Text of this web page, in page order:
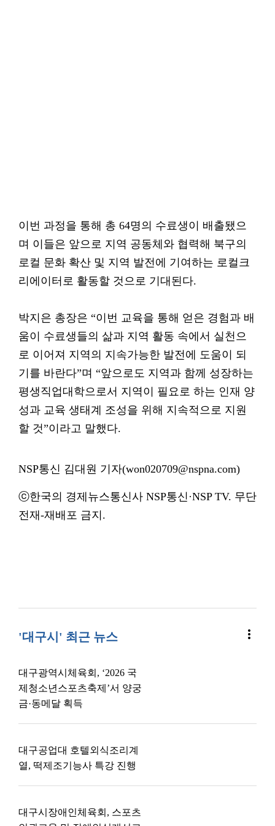
이번 과정을 통해 총 64명의 수료생이 배출됐으
며 이들은 앞으로 지역 공동체와 협력해 북구의
로컬 문화 확산 및 지역 발전에 기여하는 로컬크
리에이터로 활동할 것으로 기대된다.
박지은 총장은 “이번 교육을 통해 얻은 경험과 배
움이 수료생들의 삶과 지역 활동 속에서 실천으
로 이어져 지역의 지속가능한 발전에 도움이 되
기를 바란다”며 “앞으로도 지역과 함께 성장하는
평생직업대학으로서 지역이 필요로 하는 인재 양
성과 교육 생태계 조성을 위해 지속적으로 지원
할 것”이라고 말했다.
NSP통신 김대원 기자(won020709@nspna.com)
ⓒ한국의 경제뉴스통신사 NSP통신·NSP TV. 무단
전재-재배포 금지.
'대구시' 최근 뉴스 more_vert
대구광역시체육회, ‘2026 국
제청소년스포츠축제’서 양궁
금·동메달 획득
대구공업대 호텔외식조리계
열, 떡제조기능사 특강 진행
대구시장애인체육회, 스포츠